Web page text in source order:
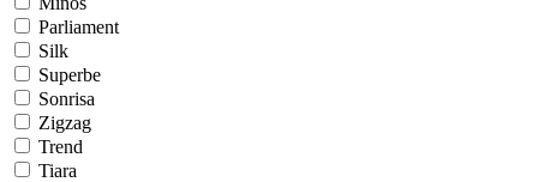
Parliament
Silk
Superbe
Sonrisa
Zigzag
Trend
Tiara